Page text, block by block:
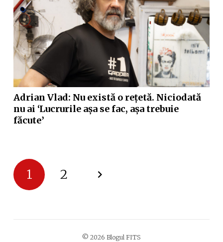
Adrian Vlad: Nu există o rețetă. Niciodată
nu ai ‘Lucrurile așa se fac, așa trebuie
făcute’
1 2
© 2026 Blogul FITS